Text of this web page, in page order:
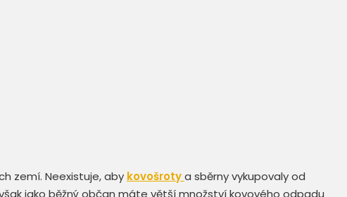
zemí. Neexistuje, aby kovošrotya sběrny vykupovaly od